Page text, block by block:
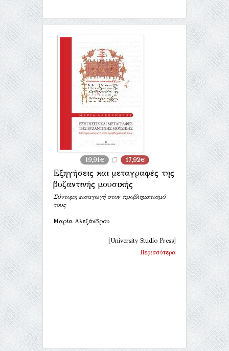
19,91€ 17,92€
Εξηγήσεις και μεταγραφές της
βυζαντινής μουσικής
Σύντομη εισαγωγή στον προβληματισμό
τους
Μαρία Αλεξάνδρου
[University Studio Press]
Περισσότερα